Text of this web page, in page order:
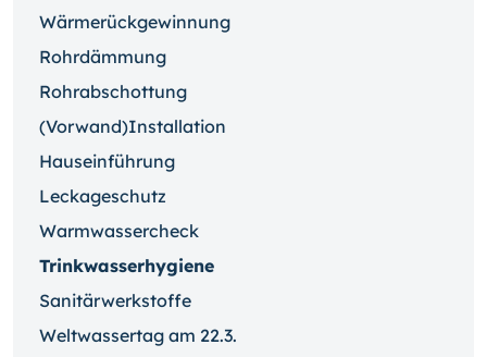
Wärmerückgewinnung
Rohrdämmung
Rohrabschottung
(Vorwand)Installation
Hauseinführung
Leckageschutz
Warmwassercheck
Trinkwasserhygiene
Sanitärwerkstoffe
Weltwassertag am 22.3.